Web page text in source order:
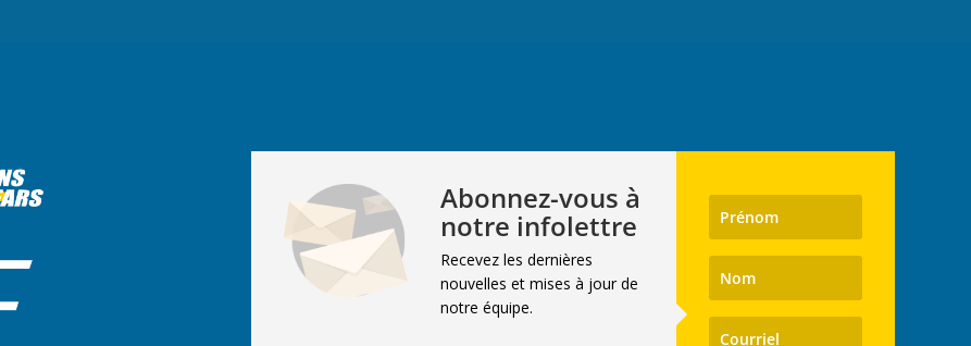
Abonnez-vous à
notre infolettre
Recevez les dernières
nouvelles et mises à jour de
notre équipe.